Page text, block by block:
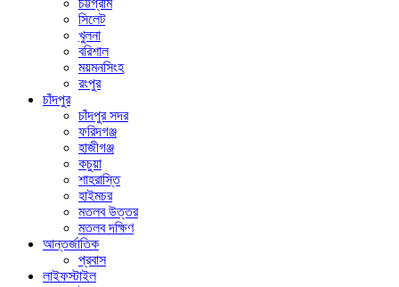
চট্টগ্রাম
সিলেট
খুলনা
বরিশাল
ময়মনসিংহ
রংপুর
চাঁদপুর
চাঁদপুর সদর
ফরিদগঞ্জ
হাজীগঞ্জ
কচুয়া
শাহরাস্তি
হাইমচর
মতলব উত্তর
মতলব দক্ষিণ
আন্তর্জাতিক
প্রবাস
লাইফস্টাইল